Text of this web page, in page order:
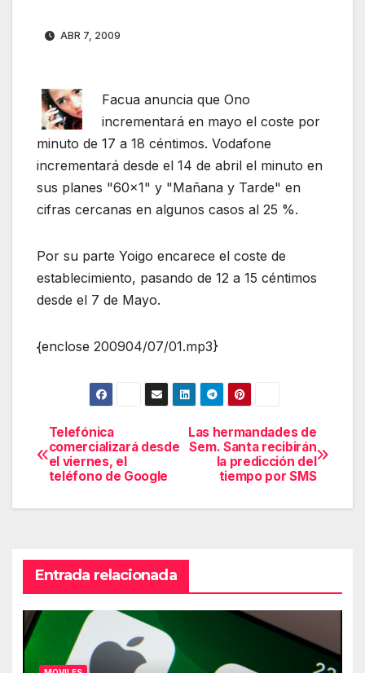
ABR 7, 2009
Facua anuncia que Ono
incrementará en mayo el coste por
minuto de 17 a 18 céntimos. Vodafone
incrementará desde el 14 de abril el minuto en
sus planes "60×1" y "Mañana y Tarde" en
cifras cercanas en algunos casos al 25 %.
Por su parte Yoigo encarece el coste de
establecimiento, pasando de 12 a 15 céntimos
desde el 7 de Mayo.
{enclose 200904/07/01.mp3}
Navegación
de
entradas
Las hermandades de
Sem. Santa recibirán
la predicción del
tiempo por SMS
Telefónica
comercializará desde
el viernes, el
teléfono de Google
Entrada relacionada